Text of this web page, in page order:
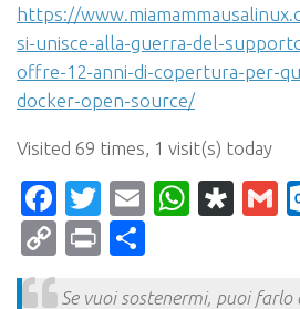
https://
si-unisce-alla-guerra-del-
offre-12-anni-di-copertura-per-
docker-open-source/
Visited 69 times, 1 visit(s) today
Facebook
Twitter
Email
CopyPrint
Se vuoi sostenermi, puoi